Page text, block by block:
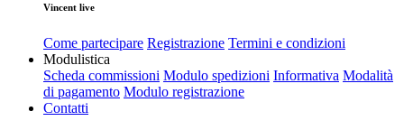
Vincent live
Come partecipare Registrazione Termini e condizioni
Modulistica
Scheda commissioni Modulo spedizioni Informativa Modalità
di pagamento Modulo registrazione
Contatti